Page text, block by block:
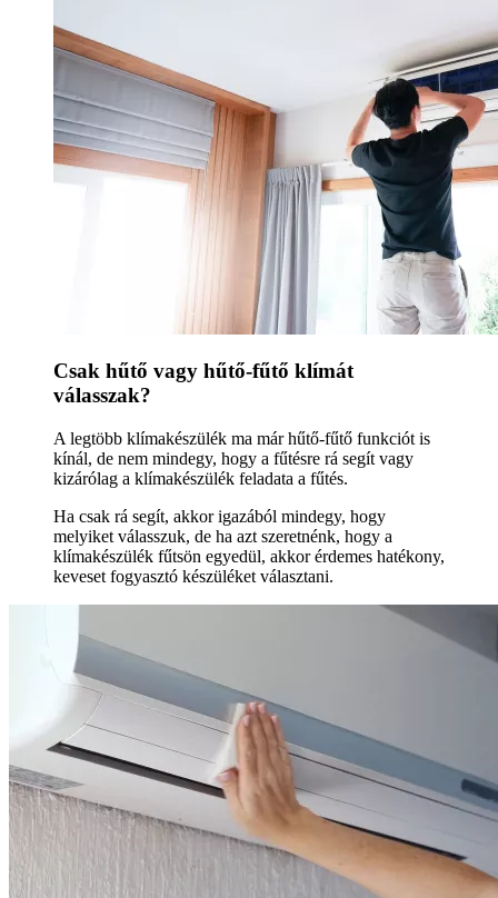
Csak hűtő vagy hűtő-fűtő klímát
válasszak?
A legtöbb klímakészülék ma már hűtő-fűtő funkciót is
kínál, de nem mindegy, hogy a fűtésre rá segít vagy
kizárólag a klímakészülék feladata a fűtés.
Ha csak rá segít, akkor igazából mindegy, hogy
melyiket válasszuk, de ha azt szeretnénk, hogy a
klímakészülék fűtsön egyedül, akkor érdemes hatékony,
keveset fogyasztó készüléket választani.